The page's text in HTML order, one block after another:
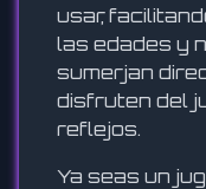
usar,
las edades y
sumerjan
disfruten del
reflejos.
Ya seas un